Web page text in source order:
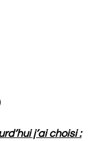
j’ai choisi :